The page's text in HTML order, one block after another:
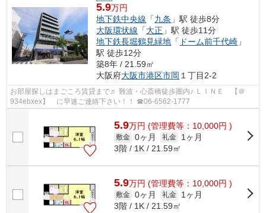
5.9万円
地下鉄中央線 「九条 」駅 徒歩8分
大阪環状線 「大正 」駅 徒歩11分
地下鉄長堀鶴見緑地 「 ドーム前千代崎 」
駅 徒歩12分
築8年 / 21.59㎡
大阪府大阪市港区市岡 １丁目2-2
お部屋探しはまごころ賃貸まで♬ 難波・心斎橋徒歩圏内♪ ＬＩＮＥ 【＠
934ebxex】 に早速ご連絡下さい！！ ☎06-6562-1777
5.9万円 (管理費等：10,000円 )
敷金 0ヶ月 礼金
1ヶ月
3階 / 1K / 21.59㎡
5.9万円 (管理費等：10,000円 )
敷金 0ヶ月 礼金
1ヶ月
3階 / 1K / 21.59㎡